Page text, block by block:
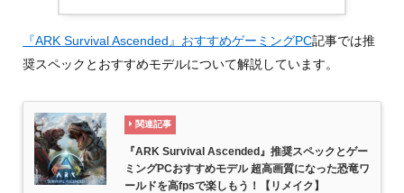
『ARK Survival Ascended』おすすめゲーミングPC記事では推
奨スペックとおすすめモデルについて解説しています。
関連記事
『ARK Survival Ascended』推奨スペックとゲー
ミングPCおすすめモデル 超高画質になった恐竜ワ
ールドを高fpsで楽しもう！【リメイク】